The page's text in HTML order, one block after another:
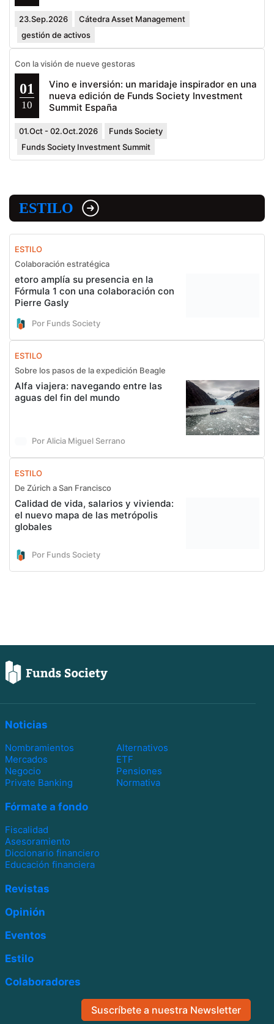
23.Sep.2026
Cátedra Asset Management
gestión de activos
Con la visión de nueve gestoras
01
10
Vino e inversión: un maridaje inspirador en una
nueva edición de Funds Society Investment
Summit España
01.Oct - 02.Oct.2026
Funds Society
Funds Society Investment Summit
ESTILO
ESTILO
Colaboración estratégica
etoro amplía su presencia en la
Fórmula 1 con una colaboración con
Pierre Gasly
Por Funds Society
ESTILO
Sobre los pasos de la expedición Beagle
Alfa viajera: navegando entre las
aguas del fin del mundo
Por Alicia Miguel Serrano
ESTILO
De Zúrich a San Francisco
Calidad de vida, salarios y vivienda:
el nuevo mapa de las metrópolis
globales
Por Funds Society
Noticias
Nombramientos
Alternativos
Mercados
ETF
Negocio
Pensiones
Private Banking
Normativa
Fórmate a fondo
Fiscalidad
Asesoramiento
Diccionario financiero
Educación financiera
Revistas
Opinión
Eventos
Estilo
Colaboradores
Suscríbete a nuestra Newsletter